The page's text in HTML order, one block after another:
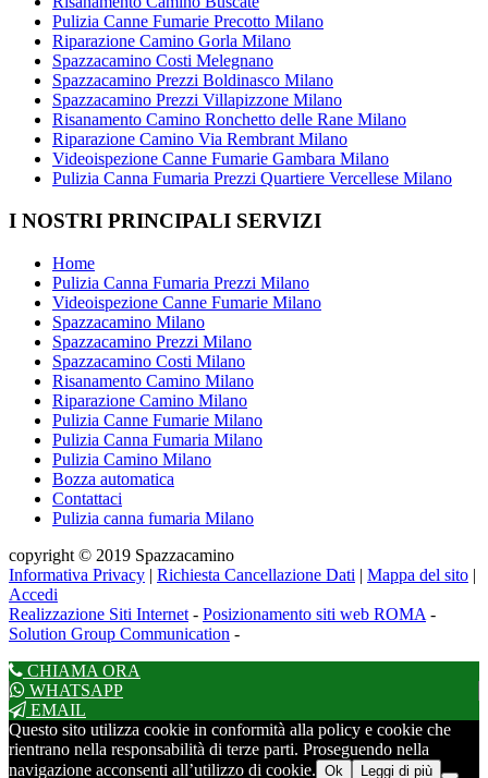
Pulizia Canne Fumarie Precotto Milano
Riparazione Camino Gorla Milano
Spazzacamino Costi Melegnano
Spazzacamino Prezzi Boldinasco Milano
Spazzacamino Prezzi Villapizzone Milano
Risanamento Camino Ronchetto delle Rane Milano
Riparazione Camino Via Rembrant Milano
Videoispezione Canne Fumarie Gambara Milano
Pulizia Canna Fumaria Prezzi Quartiere Vercellese Milano
I NOSTRI PRINCIPALI SERVIZI
Home
Pulizia Canna Fumaria Prezzi Milano
Videoispezione Canne Fumarie Milano
Spazzacamino Milano
Spazzacamino Prezzi Milano
Spazzacamino Costi Milano
Risanamento Camino Milano
Riparazione Camino Milano
Pulizia Canne Fumarie Milano
Pulizia Canna Fumaria Milano
Pulizia Camino Milano
Bozza automatica
Contattaci
Pulizia canna fumaria Milano
copyright © 2019 Spazzacamino
Informativa Privacy | Richiesta Cancellazione Dati | Mappa del sito |
Accedi
Realizzazione Siti Internet - Posizionamento siti web ROMA -
Solution Group Communication -
CHIAMA ORA
WHATSAPP
EMAIL
Questo sito utilizza cookie in conformità alla policy e cookie che
rientrano nella responsabilità di terze parti. Proseguendo nella
navigazione acconsenti all’utilizzo di cookie. Ok Leggi di più